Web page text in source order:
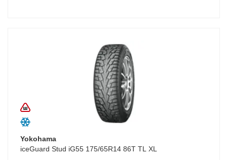
Yokohama
iceGuard Stud iG55 175/65R14 86T TL XL